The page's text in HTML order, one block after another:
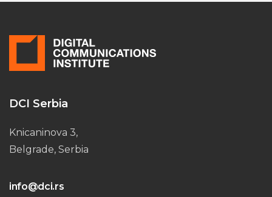
DCI Serbia
Knicaninova 3,
Belgrade, Serbia
info@dci.rs